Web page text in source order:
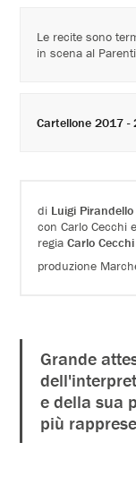
di Luigi Pirandello
con Carlo Cecchi
regiaCarlo Cecchi
produzione
Grande
e della sua
più
Le recite sono
in scena al Parenti.
Cartellone